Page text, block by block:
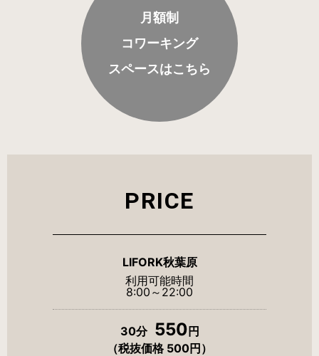
HISAYA ODORI 久屋大通
Nacasa & Partners
HARAJUKU QUEST
ポップアップ
月額制
コワーキング
スペースはこちら
PRICE
LIFORK秋葉原
利用可能時間
8:00～22:00
30分 550円
（税抜価格 500円）